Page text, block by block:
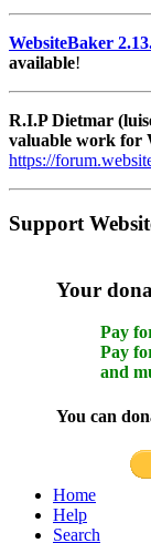
WebsiteBaker
available!
R.I.P Dietmar
valuable work for
https://
Support
Your
Pay
Pay
and
You can
Home
Help
Search